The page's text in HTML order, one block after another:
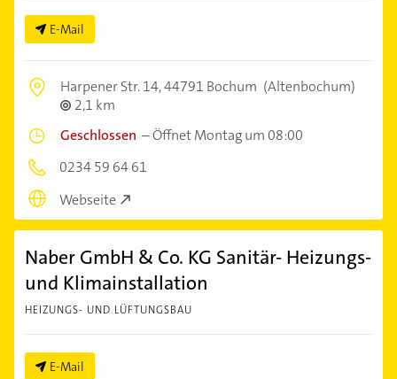
E-Mail
Harpener Str. 14,44791 Bochum (Altenbochum)
2,1 km
Geschlossen –Öffnet Montag um 08:00
0234 59 64 61
Webseite
Naber GmbH & Co. KG Sanitär- Heizungs-
und Klimainstallation
HEIZUNGS- UND LÜFTUNGSBAU
E-Mail